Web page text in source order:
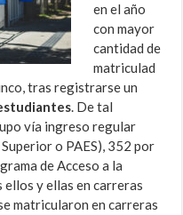
en el año
con mayor
cantidad de
matriculad
tras registrarse un
. De tal
vía ingreso regular
o PAES), 352 por
de Acceso a la
ellos y ellas en carreras
matricularon en carreras